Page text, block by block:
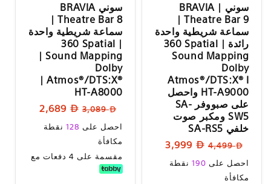
سوني | BRAVIA
Theatre Bar 9 |
سماعة شريطية واحدة
رائدة | ‎360 Spatial
Sound Mapping
Dolby
Atmos®/DTS:X® I
‏HT-A9000 واحصل
على صبووفر SA-
SW5 ومكبر صوت
خلفي SA-RS5
السعر
العادي
4,499
سعر
البيع
سعر
البيع
احصل على 190 نقطة
مكافأة
سوني BRAVIA
Theatre Bar 8 |
سماعة شريطية واحدة
| ‎360 Spatial
Sound Mapping |
‏Dolby
Atmos®/DTS:X®‎ |
السعر
العادي
3,089
سعر
البيع
سعر
البيع
احصل على 128 نقطة
مكافأة
مقسمة على 4 دفعات مع